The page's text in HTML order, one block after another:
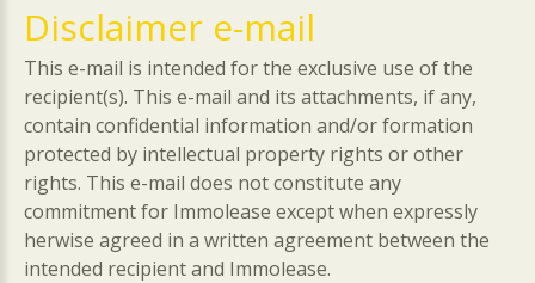
Disclaimer e-mail
This e-mail is intended for the exclusive use of the
recipient(s). This e-mail and its attachments, if any,
contain confidential information and/or formation
protected by intellectual property rights or other
rights. This e-mail does not constitute any
commitment for Immolease except when expressly
herwise agreed in a written agreement between the
intended recipient and Immolease.